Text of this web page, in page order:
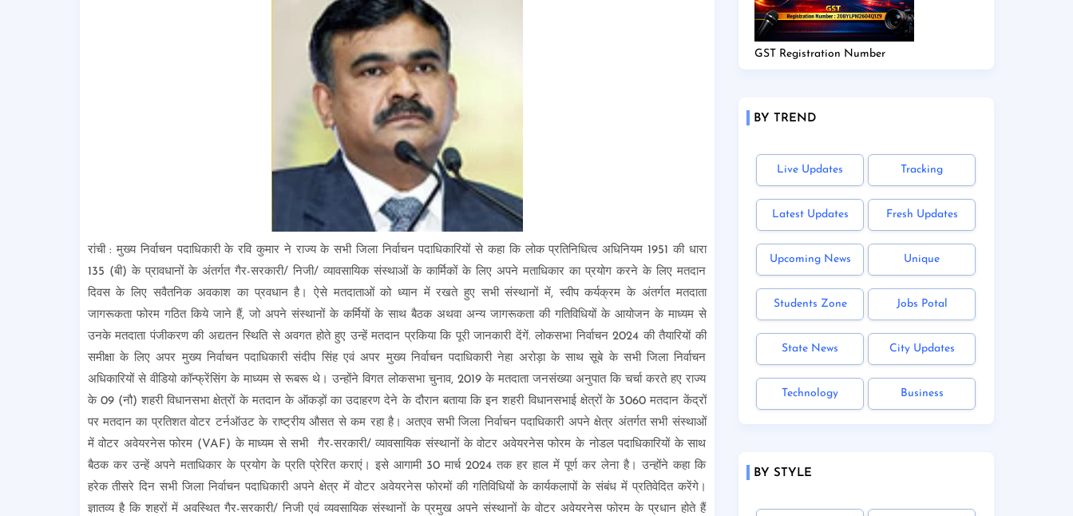
रांची : मुख्य निर्वाचन पदाधिकारी के रवि कुमार ने राज्य के सभी जिला निर्वाचन पदाधिकारियों से कहा कि लोक प्रतिनिधित्व अधिनियम 1951 की धारा
135 (बी) के प्रावधानों के अंतर्गत गैर-सरकारी/ निजी/ व्यावसायिक संस्थाओं के कार्मिकों के लिए अपने मताधिकार का प्रयोग करने के लिए मतदान
दिवस के लिए सवैतनिक अवकाश का प्रवधान है। ऐसे मतदाताओं को ध्यान में रखते हुए सभी संस्थानों में, स्वीप कर्यक्रम के अंतर्गत मतदाता
जागरूकता फोरम गठित किये जाने हैं, जो अपने संस्थानों के कर्मियों के साथ बैठक अथवा अन्य जागरूकता की गतिविधियों के आयोजन के माध्यम से
उनके मतदाता पंजीकरण की अद्यतन स्थिति से अवगत होते हुए उन्हें मतदान प्रकिया कि पूरी जानकारी देंगें. लोकसभा निर्वाचन 2024 की तैयारियों की
समीक्षा के लिए अपर मुख्य निर्वाचन पदाधिकारी संदीप सिंह एवं अपर मुख्य निर्वाचन पदाधिकारी नेहा अरोड़ा के साथ सूबे के सभी जिला निर्वाचन
अधिकारियों से वीडियो कॉन्फ्रेंसिंग के माध्यम से रूबरू थे। उन्होंने विगत लोकसभा चुनाव, 2019 के मतदाता जनसंख्या अनुपात कि चर्चा करते हए राज्य
के 09 (नौ) शहरी विधानसभा क्षेत्रों के मतदान के ऑकड़ों का उदाहरण देने के दौरान बताया कि इन शहरी विधानसभाई क्षेत्रों के 3060 मतदान केंद्रों
पर मतदान का प्रतिशत वोटर टर्नऑउट के राष्ट्रीय औसत से कम रहा है। अतएव सभी जिला निर्वाचन पदाधिकारी अपने क्षेत्र अंतर्गत सभी संस्थाओं
में वोटर अवेयरनेस फोरम (VAF) के माध्यम से सभी गैर-सरकारी/ व्यावसायिक संस्थानों के वोटर अवेयरनेस फोरम के नोडल पदाधिकारियों के साथ
बैठक कर उन्हें अपने मताधिकार के प्रयोग के प्रति प्रेरित कराएं। इसे आगामी 30 मार्च 2024 तक हर हाल में पूर्ण कर लेना है। उन्होंने कहा कि
हरेक तीसरे दिन सभी जिला निर्वाचन पदाधिकारी अपने क्षेत्र में वोटर अवेयरनेस फोरमों की गतिविधियों के कार्यकलापों के संबंध में प्रतिवेदित करेंगे।
ज्ञातव्य है कि शहरों में अवस्थित गैर-सरकारी/ निजी एवं व्यवसायिक संस्थानों के प्रमुख अपने संस्थानों के वोटर अवेयरनेस फोरम के प्रधान होते हैं
GST Registration Number
BY TREND
Live Updates Tracking
Latest Updates Fresh Updates
Upcoming News Unique
Students Zone Jobs Potal
State News City Updates
Technology Business
BY STYLE